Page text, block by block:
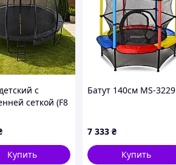
волокон, устойчивых к влаге,
с
сеткой (F8
Купить
Батут 140см MS-3229
7 333 ₴
Купить